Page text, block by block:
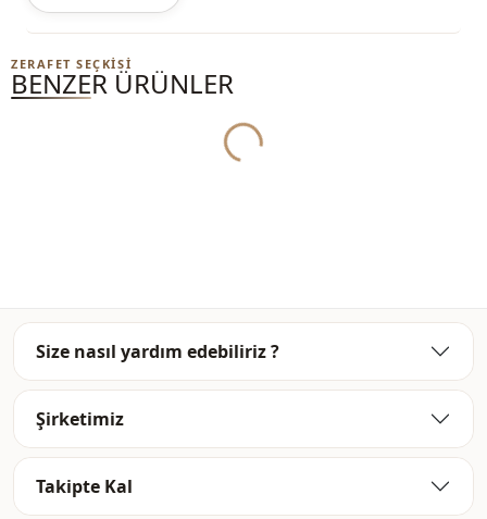
Kategori̇ Kaban
Kumaş Bonding
Çift cepli
ZERAFET SEÇKISI
BENZER ÜRÜNLER
Yukleniyor...
Size nasıl yardım edebiliriz ?
Şirketimiz
Takipte Kal